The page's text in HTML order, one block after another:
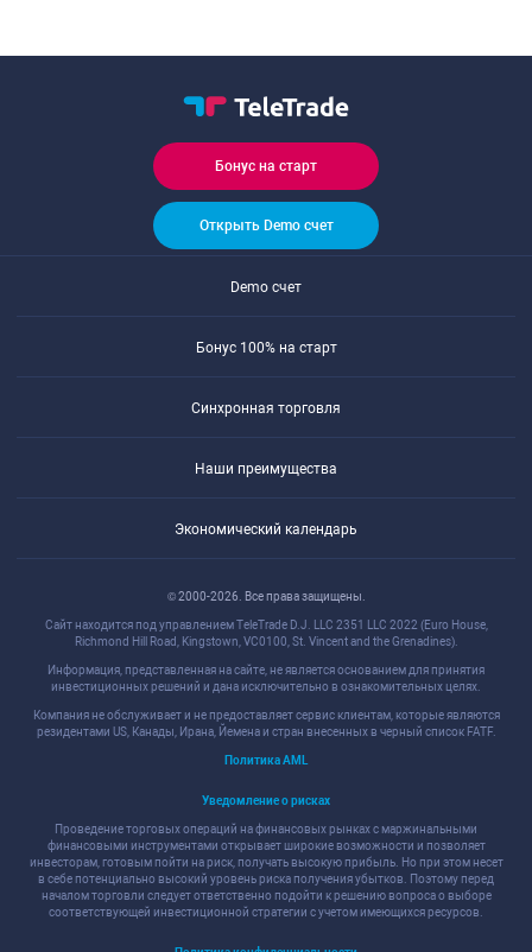
Бонус на старт
Открыть Demo счет
Demo счет
Бонус 100% на старт
Синхронная торговля
Наши преимущества
Экономический календарь
© 2000-2026. Все права защищены.
Сайт находится под управлением TeleTrade D.J. LLC 2351 LLC 2022 (Euro House,
Richmond Hill Road, Kingstown, VC0100, St. Vincent and the Grenadines).
Информация, представленная на сайте, не является основанием для принятия
инвестиционных решений и дана исключительно в ознакомительных целях.
Компания не обслуживает и не предоставляет сервис клиентам, которые являются
резидентами US, Канады, Ирана, Йемена и стран внесенных в черный список FATF.
Политика AML
Уведомление о рисках
Проведение торговых операций на финансовых рынках с маржинальными
финансовыми инструментами открывает широкие возможности и позволяет
инвесторам, готовым пойти на риск, получать высокую прибыль. Но при этом несет
в себе потенциально высокий уровень риска получения убытков. Поэтому перед
началом торговли следует ответственно подойти к решению вопроса о выборе
соответствующей инвестиционной стратегии с учетом имеющихся ресурсов.